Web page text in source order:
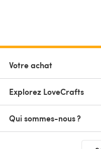
Votre achat
Explorez LoveCrafts
Qui sommes-nous ?